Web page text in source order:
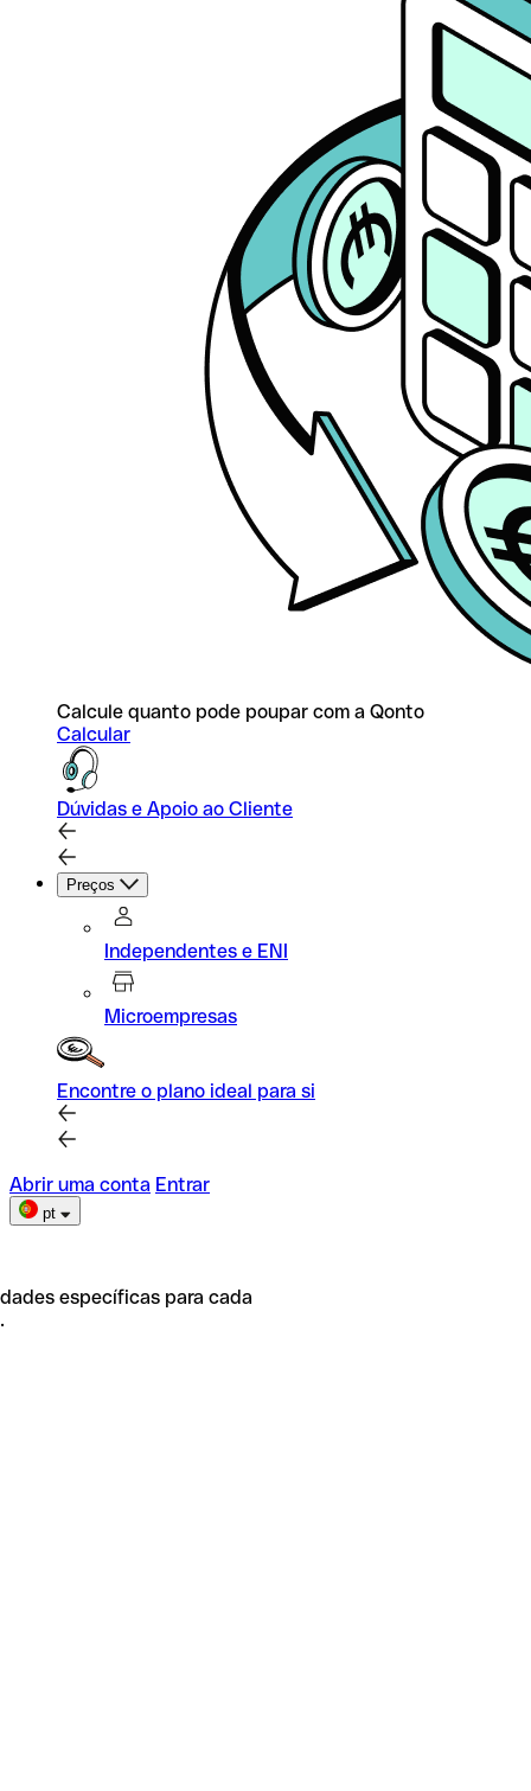
Calcule quanto pode poupar com a Qonto
Calcular
Dúvidas e Apoio ao Cliente
Preços
Independentes e ENI
Microempresas
Encontre o plano ideal para si
Abrir uma conta Entrar
pt
específicas para cada